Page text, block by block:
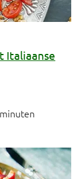
Italiaanse